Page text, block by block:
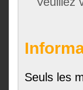
Seuls les